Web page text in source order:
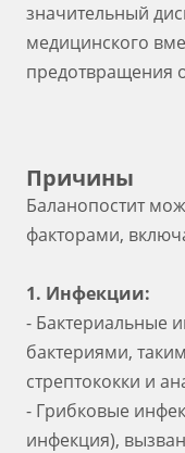
значительный
медицинского
предотвращения
Причины
Баланопостит
факторами,
1. Инфекции:
- Бактериальные
бактериями,
стрептококки и
- Грибковые
инфекция),